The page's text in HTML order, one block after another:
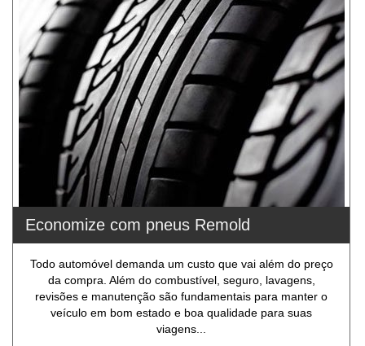
Economize com pneus Remold
Todo automóvel demanda um custo que vai além do preço
da compra. Além do combustível, seguro, lavagens,
revisões e manutenção são fundamentais para manter o
veículo em bom estado e boa qualidade para suas
viagens...